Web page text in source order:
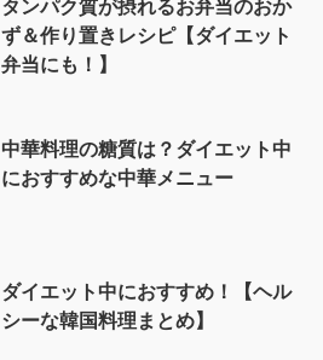
タンパク質が摂れるお弁当のおか
ず＆作り置きレシピ【ダイエット
弁当にも！】
中華料理の糖質は？ダイエット中
におすすめな中華メニュー
ダイエット中におすすめ！【ヘル
シーな韓国料理まとめ】